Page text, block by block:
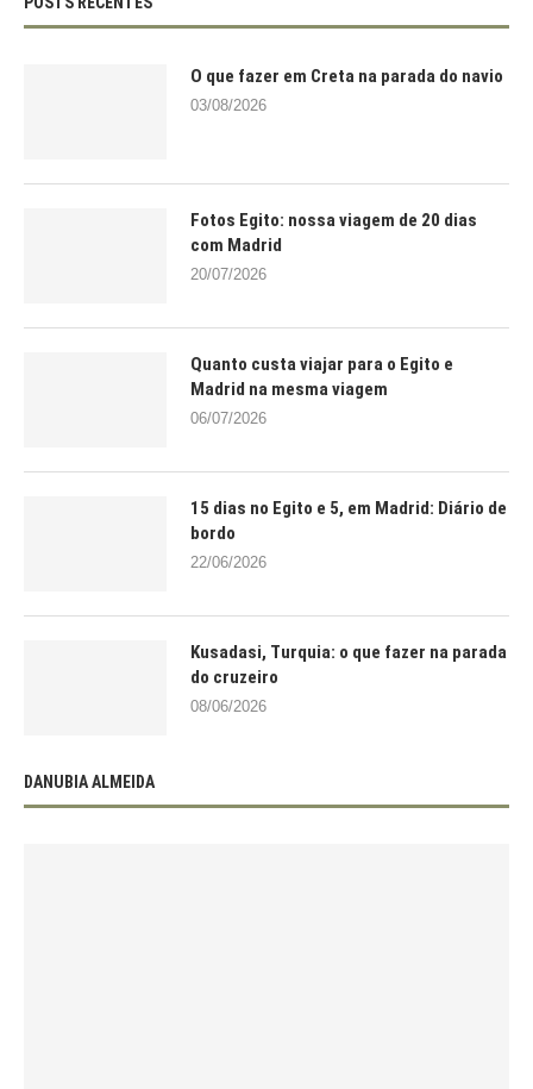
O que fazer em Creta na parada do navio
03/08/2026
Fotos Egito: nossa viagem de 20 dias
com Madrid
20/07/2026
Quanto custa viajar para o Egito e
Madrid na mesma viagem
06/07/2026
15 dias no Egito e 5, em Madrid: Diário de
bordo
22/06/2026
Kusadasi, Turquia: o que fazer na parada
do cruzeiro
08/06/2026
DANUBIA ALMEIDA